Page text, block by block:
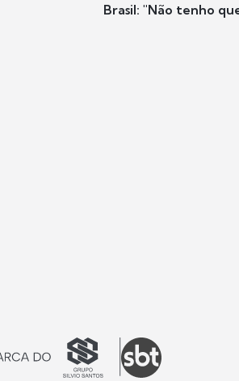
Brasil: "Não tenho